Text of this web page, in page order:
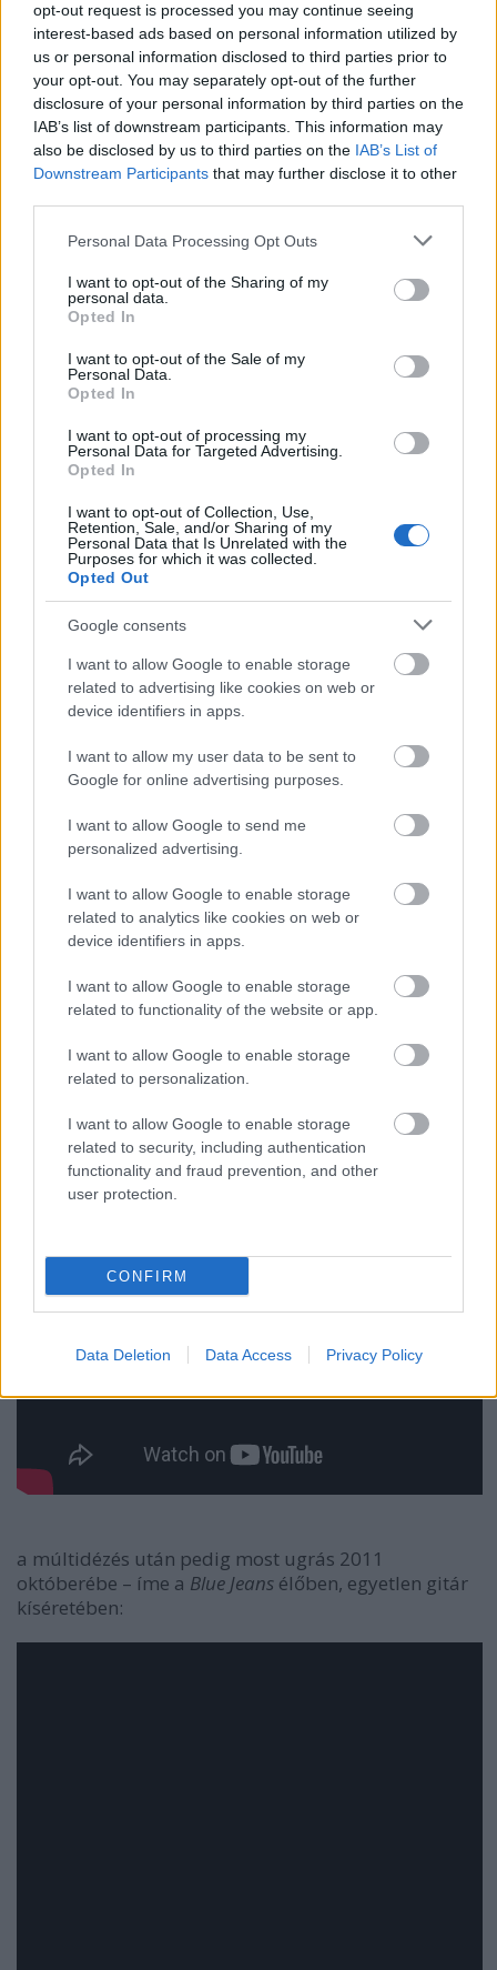
opt-out request is processed you may continue seeing
interest-based ads based on personal information utilized by
us or personal information disclosed to third parties prior to
your opt-out. You may separately opt-out of the further
disclosure of your personal information by third parties on the
IAB’s list of downstream participants. This information may
also be disclosed by us to third parties on the IAB’s List of
Downstream Participants that may further disclose it to other
Please note that this website/app uses one or more Google
not limited to your visit or usage behaviour. You may click to
grant or deny consent to Google and its third-party tags to
use your data for below specified purposes in below Google
consent section.
Personal Data Processing Opt Outs
I want to opt-out of the Sharing of my
personal data.
Opted In
I want to opt-out of the Sale of my
Personal Data.
Opted In
I want to opt-out of processing my
Personal Data for Targeted Advertising.
Opted In
I want to opt-out of Collection, Use,
Retention, Sale, and/or Sharing of my
Personal Data that Is Unrelated with the
Purposes for which it was collected.
Opted Out
Google consents
I want to allow Google to enable storage
related to advertising like cookies on web or
device identifiers in apps.
I want to allow my user data to be sent to
Google for online advertising purposes.
I want to allow Google to send me
personalized advertising.
I want to allow Google to enable storage
related to analytics like cookies on web or
device identifiers in apps.
I want to allow Google to enable storage
related to functionality of the website or app.
I want to allow Google to enable storage
related to personalization.
I want to allow Google to enable storage
related to security, including authentication
functionality and fraud prevention, and other
user protection.
CONFIRM
Data Deletion Data Access Privacy Policy
a Recorder által összeállított fenti Dragontape-
mixben az alábbi számok szerepelnek:
You Can Be The Boss
Diet Mtn. Dew
Gramma
Queen Of The Gas Station
Oh Say Can You See
Raise Me Up
Pawn Shop Blues
Driving In Cars With Boys
For K Part 2 (Demo)
Elvis (Demo)
Lizzy aTrash Magiccímű dalát énekli egy 2008
decemberi fellépésen...
feldolgozása ugyanarról 2008-as koncertről:
a múltidézés után pedig most ugrás 2011
októberébe – íme a Blue Jeans élőben, egyetlen gitár
kíséretében: